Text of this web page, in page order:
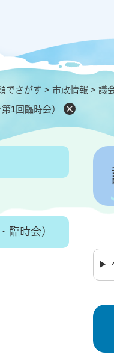
でさがす > 市政情報 > 議
1回臨時会）
本
臨時会）